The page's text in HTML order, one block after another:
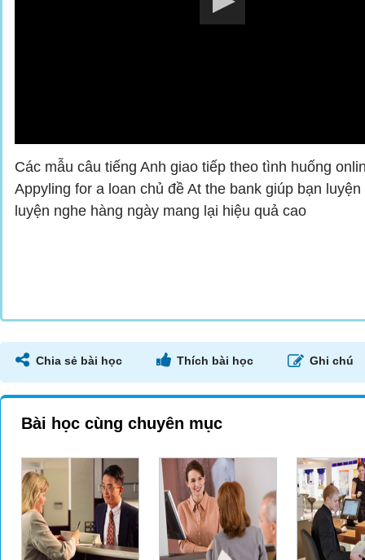
Các mẫu câu tiếng Anh giao tiếp theo tình huống
Appyling for a loan chủ đề At the bank giúp bạn
luyện nghe hàng ngày mang lại hiệu quả cao
Chia sẻ bài học Thích bài học Ghi chú
Bài học cùng chuyên mục